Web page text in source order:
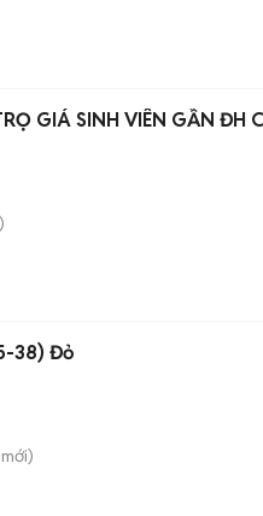
GIÁ SINH VIÊN GẦN ĐH
38) Đỏ
mới)